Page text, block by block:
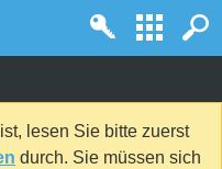
lesen Sie bitte zuerst
durch. Sie müssen sich